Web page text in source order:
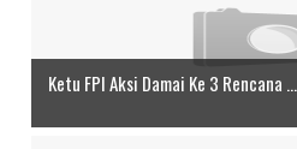
Ketu FPI Aksi Damai Ke 3 Rencana ...